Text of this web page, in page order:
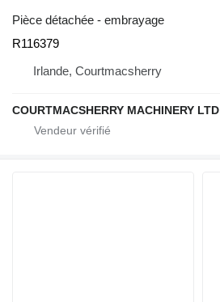
Pièce détachée - embrayage
R116379
Irlande, Courtmacsherry
COURTMACSHERRY MACHINERY LTD